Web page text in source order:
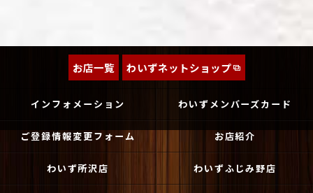
お店一覧 わいずネットショップ
インフォメーション わいずメンバーズカード
ご登録情報変更フォーム お店紹介
わいず所沢店 わいずふじみ野店